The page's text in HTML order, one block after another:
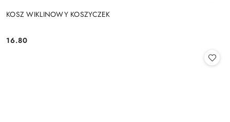
KOSZ WIKLINOWY KOSZYCZEK
Cena:
16.80